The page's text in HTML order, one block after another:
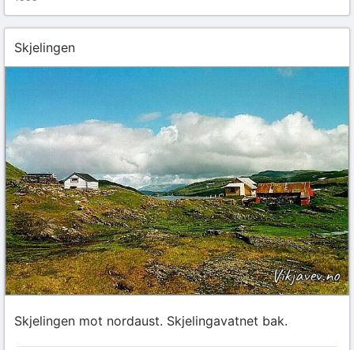
Skjelingen
Skjelingen mot nordaust. Skjelingavatnet bak.